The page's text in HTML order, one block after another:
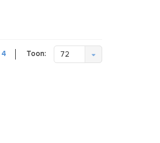
4 Toon: 72